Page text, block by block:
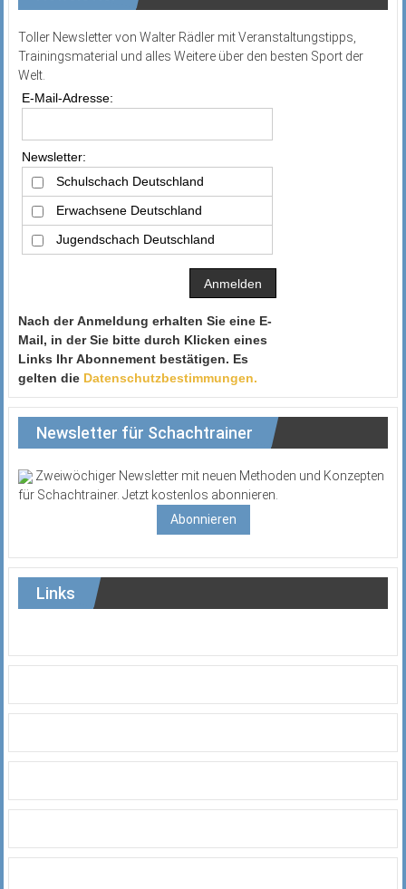
Toller Newsletter von Walter Rädler mit Veranstaltungstipps,
Trainingsmaterial und alles Weitere über den besten Sport der
Welt.
E-Mail-Adresse:
Newsletter:
Schulschach Deutschland
Erwachsene Deutschland
Jugendschach Deutschland
Nach der Anmeldung erhalten Sie eine E-
Mail, in der Sie bitte durch Klicken eines
Links Ihr Abonnement bestätigen. Es
gelten die Datenschutzbestimmungen.
Newsletter für Schachtrainer
Zweiwöchiger Newsletter mit neuen Methoden und Konzepten
für Schachtrainer. Jetzt kostenlos abonnieren.
Abonnieren
Links